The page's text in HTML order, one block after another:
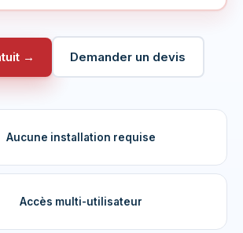
→ Demander un devis
Aucune installation requise
Accès multi-utilisateur